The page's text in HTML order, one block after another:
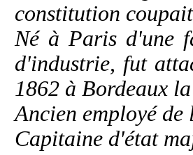
constitution
Né à Paris d'une
d'industrie, fut
1862 à Bordeaux
Ancien employé
Capitaine d'état